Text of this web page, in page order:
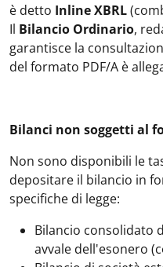
è detto Inline XBRL
Il Bilancio Ordinario,
garantisce la
del formato PDF/A è
Bilanci non soggetti al
Non sono disponibili le
depositare il bilancio in
specifiche di legge:
Bilancio consolidato
avvale dell'esonero